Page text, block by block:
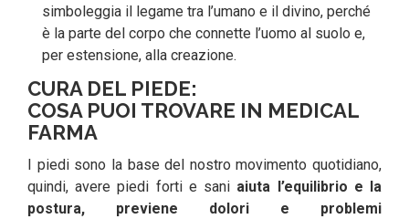
simboleggia il legame tra l’umano e il divino, perché
è la parte del corpo che connette l’uomo al suolo e,
per estensione, alla creazione.
CURA DEL PIEDE:
COSA PUOI TROVARE IN MEDICAL
FARMA
I piedi sono la base del nostro movimento quotidiano,
quindi, avere piedi forti e sani aiuta l’equilibrio e la
postura, previene dolori e problemi